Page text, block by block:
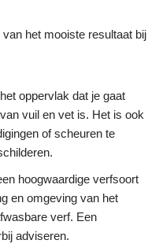
het mooiste resultaat bij
oppervlak dat je gaat
vuil en vet is. Het is ook
of scheuren te
hoogwaardige verfsoort
en omgeving van het
verf. Een
adviseren.